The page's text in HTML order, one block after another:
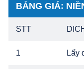
BẢNG GIÁ:
STT
1 Lấy